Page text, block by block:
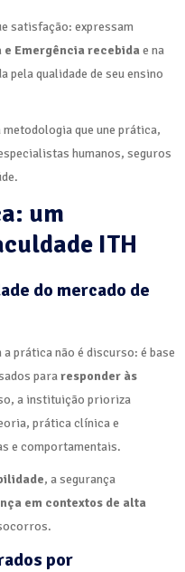
satisfação: expressam
Emergência recebida e na
pela qualidade de seu ensino
que une prática,
humanos, seguros
um
ITH
do mercado de
prática não é discurso: é base
pararesponder às
a instituição prioriza
prática clínica e
e comportamentais.
, a segurança
em contextos de alta
por